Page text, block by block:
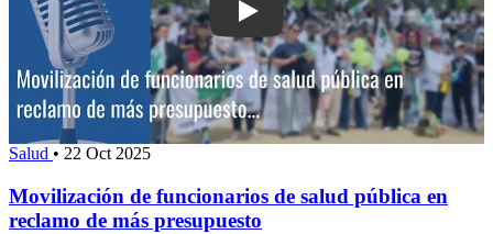
Play: Movilización de funcionarios de
Salud • 22 Oct 2025
Movilización de funcionarios de salud pública en
reclamo de más presupuesto